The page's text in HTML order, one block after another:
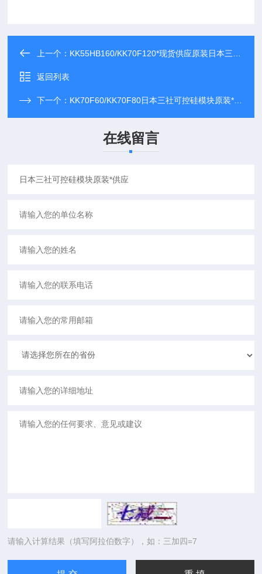
上一个： KK55HB160/KK70F120*现货供应原装日本三社可控硅模块
返回列表
下一个： KK70F60/KK70F80日本三社可控硅模块原装*代理
在线留言
请输入计算结果（填写阿拉伯数字），如：三加四=7